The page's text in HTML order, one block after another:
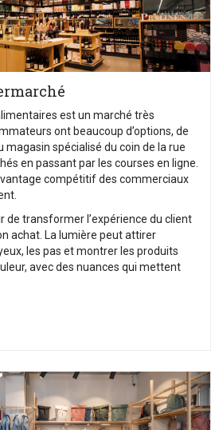
est un marché très
ont beaucoup d’options, de
magasin spécialisé du coin de la rue
en passant par les courses en ligne.
compétitif des commerciaux
de transformer l’expérience du client
achat. La lumière peut attirer
les pas et montrer les produits
avec des nuances qui mettent